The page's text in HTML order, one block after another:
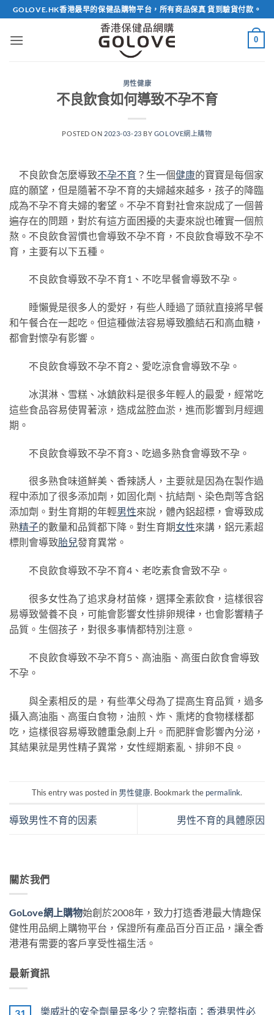
Skip
to
content
GOLOVE.HK香港最早的保健品購物平台，所有商品保真 貨到驗貨付款。
0
男性健康
不良飲食如何導致不孕不育
POSTED ON 2023-03-23 BY GOLOVE網上購物
不良飲食怎麼導致不孕不育 ？生一個健康的寶寶是每個家
庭的願望，但是隨著不孕不育的夫婦越來越多，孩子的降臨
成為不孕不育夫婦的奢望。不孕不育對社會來說成了一個普
遍存在的問題，對於有這方面困擾的夫妻來說也確實一個煎
熬。不良飲食習慣也會導致不孕不育，不良飲食導致不孕不
育，主要有以下五種。
不良飲食導致不孕不育1、不吃早餐會導致不孕。
睡懶覺是很多人的愛好，有些人睡過了頭就直接將早餐
和午餐合在一起吃。但這種做法容易導致膽結石和高血糖，
都會對懷孕有影響。
不良飲食導致不孕不育2、愛吃涼食會導致不孕。
冰淇淋、雪糕、冰鎮飲料是很多年輕人的最愛，經常吃
這些食品容易使胃著涼，造成盆腔血淤，進而影響到月經週
期。
不良飲食導致不孕不育3、吃過多熟食會導致不孕。
很多熟食味道鮮美、香辣誘人，主要就是因為在製作過
程中添加了很多添加劑，如固化劑、抗結劑、染色劑等含鋁
添加劑。對生育期的年輕男性來說，體內鋁超標，會導致成
熟精子的數量和品質都下降。對生育期女性來講，鋁元素超
標則會導致胎兒發育異常。
不良飲食導致不孕不育4、老吃素食會致不孕。
很多女性為了追求身材苗條，選擇全素飲食，這樣很容
易導致營養不良，可能會影響女性排卵規律，也會影響精子
品質。生個孩子，對很多事情都特別注意。
不良飲食導致不孕不育5、高油脂、高蛋白飲食會導致
不孕。
與全素相反的是，有些準父母為了提高生育品質，過多
攝入高油脂、高蛋白食物，油煎、炸、熏烤的食物樣樣都
吃，這樣很容易導致體重急劇上升。而肥胖會影響內分泌，
其結果就是男性精子異常，女性經期紊亂、排卵不良。
This entry was posted in 男性健康. Bookmark the permalink.
導致男性不育的因素 男性不育的具體原因
關於我們
GoLove網上購物始創於2008年，致力打造香港最大情趣保
健性用品網上購物平台，保證所有產品百分百正品，讓全香
港港有需要的客戶享受性福生活。
最新資訊
樂威壯的安全劑量是多少？完整指南：香港男性必